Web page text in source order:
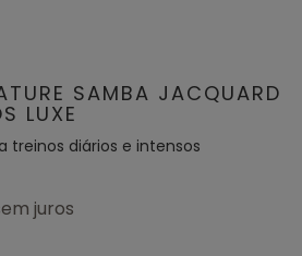
SAMBA JACQUARD
LUXE
treinos diários e intensos